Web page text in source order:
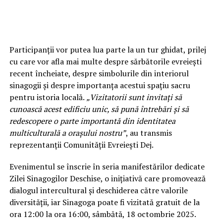
Participanții vor putea lua parte la un tur ghidat, prilej
cu care vor afla mai multe despre sărbătorile evreiești
recent încheiate, despre simbolurile din interiorul
sinagogii și despre importanța acestui spațiu sacru
pentru istoria locală. „Vizitatorii sunt invitați să
cunoască acest edificiu unic, să pună întrebări și să
redescopere o parte importantă din identitatea
multiculturală a orașului nostru”, au transmis
reprezentanții Comunității Evreiești Dej.
Evenimentul se înscrie în seria manifestărilor dedicate
Zilei Sinagogilor Deschise, o inițiativă care promovează
dialogul intercultural și deschiderea către valorile
diversității, iar Sinagoga poate fi vizitată gratuit de la
ora 12:00 la ora 16:00, sâmbătă, 18 octombrie 2025.